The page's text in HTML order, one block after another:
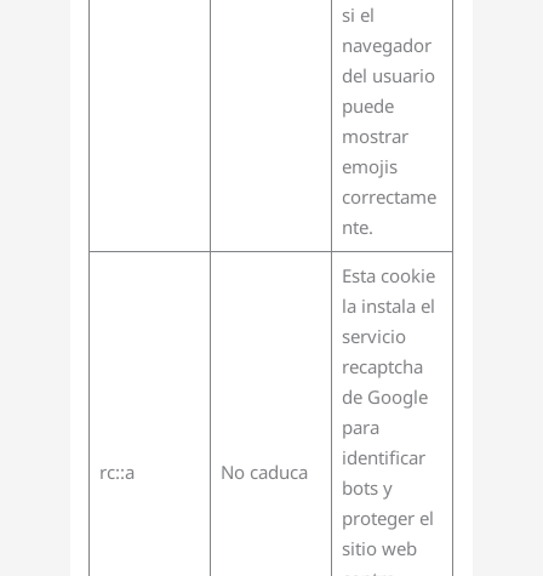
si el
navegador
del usuario
puede
mostrar
emojis
correctame
nte.
rc::a No caduca
Esta cookie
la instala el
servicio
recaptcha
de Google
para
identificar
bots y
proteger el
sitio web